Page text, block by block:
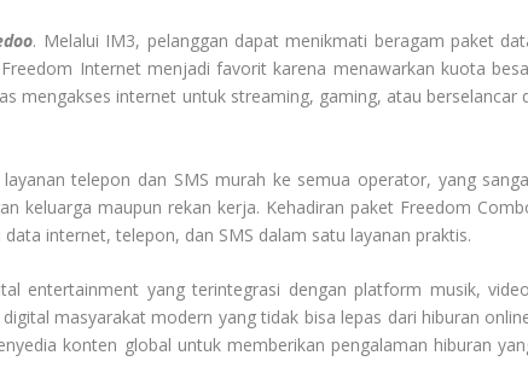
. Melalui IM3, pelanggan dapat menikmati beragam paket
Internet menjadi favorit karena menawarkan kuota
mengakses internet untuk streaming, gaming, atau berselancar
telepon dan SMS murah ke semua operator, yang
keluarga maupun rekan kerja. Kehadiran paket Freedom
internet, telepon, dan SMS dalam satu layanan praktis.
entertainment yang terintegrasi dengan platform musik,
masyarakat modern yang tidak bisa lepas dari hiburan
konten global untuk memberikan pengalaman hiburan